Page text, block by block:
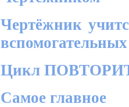
Чертёжник
Цикл
Самое главное